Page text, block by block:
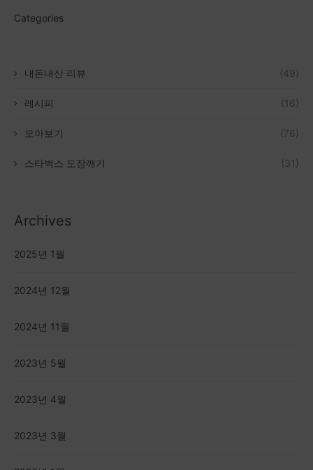
Categories
내돈내산 리뷰 (49)
레시피 (16)
모아보기 (76)
스타벅스 도장깨기 (31)
Archives
2025년 1월
2024년 12월
2024년 11월
2023년 5월
2023년 4월
2023년 3월